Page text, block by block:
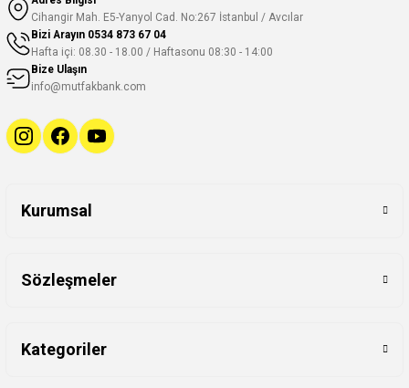
Cihangir Mah. E5-Yanyol Cad. No:267 İstanbul / Avcılar
Bizi Arayın 0534 873 67 04
Hafta içi: 08.30 - 18.00 / Haftasonu 08:30 - 14:00
Bize Ulaşın
info@mutfakbank.com
Kurumsal
Sözleşmeler
Kategoriler